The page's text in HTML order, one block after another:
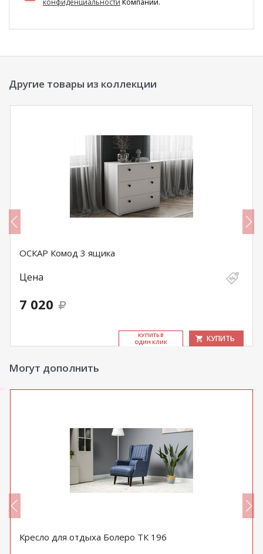
конфиденциальности Компании.
Другие товары из коллекции
ОСКАР Комод 3 ящика
Цена
7 020
КУ­ПИТЬ В
ОДИН КЛИК
КУПИТЬ
Могут дополнить
Кресло для отдыха Болеро ТК 196